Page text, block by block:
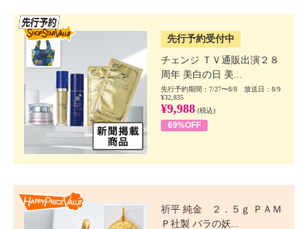
先行予約受付中
チェンジ ＴＶ通販出演２８
周年 美白の日 美...
先行予約期間：7/27〜8/8 放送日：8/9
¥32,835
¥9,988 (税込)
69%OFF
祈平 純金 ２．５ｇ ＰＡＭ
Ｐ社製 バラの妖...